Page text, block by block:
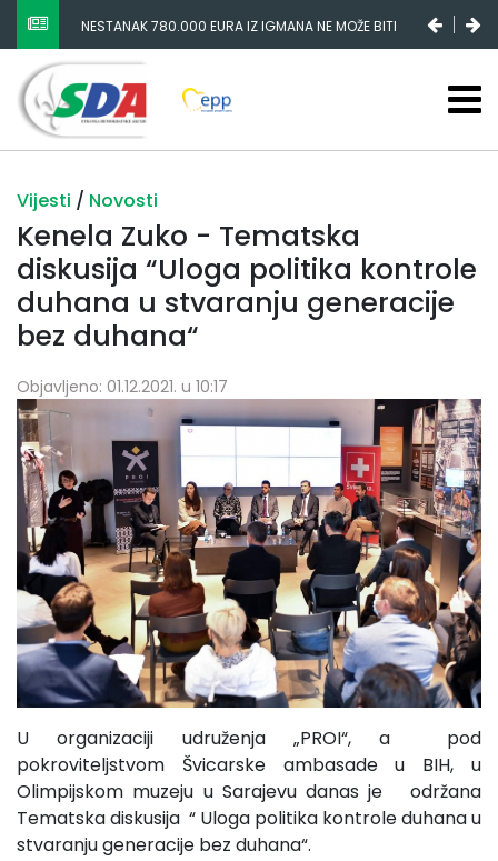
NESTANAK 780.000 EURA IZ IGMANA NE MOŽE BITI
SLUČAJNI PREVID, ODGOVORNOST MORAJU SNOSITI
VLADA FBIH I NJENI KADROVI
Vijesti / Novosti
Kenela Zuko - Tematska
diskusija “Uloga politika kontrole
duhana u stvaranju generacije
bez duhana“
Objavljeno: 01.12.2021. u 10:17
U organizaciji udruženja „PROI“, a pod
pokroviteljstvom Švicarske ambasade u BIH, u
Olimpijskom muzeju u Sarajevu danas je održana
Tematska diskusija “ Uloga politika kontrole duhana u
stvaranju generacije bez duhana“.